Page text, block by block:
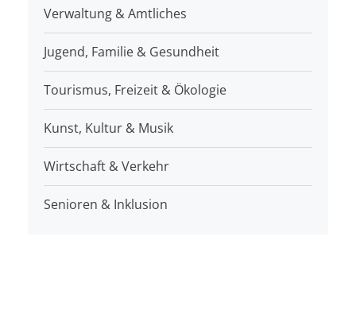
Verwaltung & Amtliches
Jugend, Familie & Gesundheit
Tourismus, Freizeit & Ökologie
Kunst, Kultur & Musik
Wirtschaft & Verkehr
Senioren & Inklusion